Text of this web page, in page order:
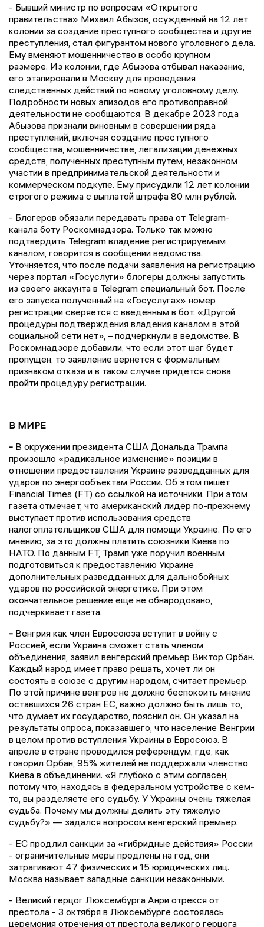
- Бывший министр по вопросам «Открытого
правительства» Михаил Абызов, осужденный на 12 лет
колонии за создание преступного сообщества и другие
преступления, стал фигурантом нового уголовного дела.
Ему вменяют мошенничество в особо крупном
размере. Из колонии, где Абызова отбывал наказание,
его этапировали в Москву для проведения
следственных действий по новому уголовному делу.
Подробности новых эпизодов его противоправной
деятельности не сообщаются. В декабре 2023 года
Абызова признали виновным в совершении ряда
преступлений, включая создание преступного
сообщества, мошенничестве, легализации денежных
средств, полученных преступным путем, незаконном
участии в предпринимательской деятельности и
коммерческом подкупе. Ему присудили 12 лет колонии
строгого режима с выплатой штрафа 80 млн рублей.
- Блогеров обязали передавать права от Telegram-
канала боту Роскомнадзора. Только так можно
подтвердить Telegram владение регистрируемым
каналом, говорится в сообщении ведомства.
Уточняется, что после подачи заявления на регистрацию
через портал «Госуслуги» блогеры должны запустить
из своего аккаунта в Telegram специальный бот. После
его запуска полученный на «Госуслугах» номер
регистрации сверяется с введенным в бот. «Другой
процедуры подтверждения владения каналом в этой
социальной сети нет», – подчеркнули в ведомстве. В
Роскомнадзоре добавили, что если этот шаг будет
пропущен, то заявление вернется с формальным
признаком отказа и в таком случае придется снова
пройти процедуру регистрации.
В МИРЕ
- В окружении президента США Дональда Трампа
произошло «радикальное изменение» позиции в
отношении предоставления Украине разведданных для
ударов по энергообъектам России. Об этом пишет
Financial Times (FT) со ссылкой на источники. При этом
газета отмечает, что американский лидер по-прежнему
выступает против использования средств
налогоплательщиков США для помощи Украине. По его
мнению, за это должны платить союзники Киева по
НАТО. По данным FT, Трамп уже поручил военным
подготовиться к предоставлению Украине
дополнительных разведданных для дальнобойных
ударов по российской энергетике. При этом
окончательное решение еще не обнародовано,
подчеркивает газета.
- Венгрия как член Евросоюза вступит в войну с
Россией, если Украина сможет стать членом
объединения, заявил венгерский премьер Виктор Орбан.
Каждый народ имеет право решать, хочет ли он
состоять в союзе с другим народом, считает премьер.
По этой причине венгров не должно беспокоить мнение
оставшихся 26 стран ЕС, важно должно быть лишь то,
что думает их государство, пояснил он. Он указал на
результаты опроса, показавшего, что население Венгрии
в целом против вступления Украины в Евросоюз. В
апреле в стране проводился референдум, где, как
говорил Орбан, 95% жителей не поддержали членство
Киева в объединении. «Я глубоко с этим согласен,
потому что, находясь в федеральном устройстве с кем-
то, вы разделяете его судьбу. У Украины очень тяжелая
судьба. Почему мы должны делить эту тяжелую
судьбу?» — задался вопросом венгерский премьер.
- ЕС продлил санкции за «гибридные действия» России
- ограничительные меры продлены на год, они
затрагивают 47 физических и 15 юридических лиц.
Москва называет западные санкции незаконными.
- Великий герцог Люксембурга Анри отрекся от
престола - 3 октября в Люксембурге состоялась
церемония отречения от престола великого герцога